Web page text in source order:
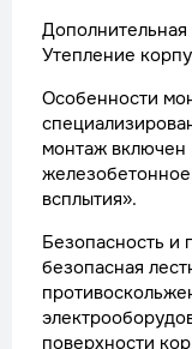
Утепление
Особенности
монтаж включен
всплытия».
Безопасность и
безопасная
поверхности